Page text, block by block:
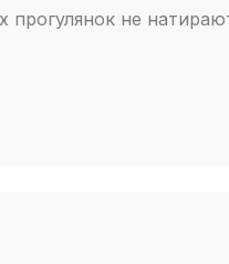
прогулянок не